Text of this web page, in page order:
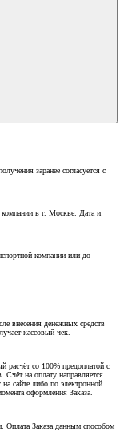
заранее согласуется с
компании в г. Москве. Дата и
компании или до
внесения денежных средств
кассовый чек.
расчёт со 100% предоплатой с
Счёт на оплату направляется
сайте либо по электронной
оформления Заказа.
Оплата Заказа данным способом